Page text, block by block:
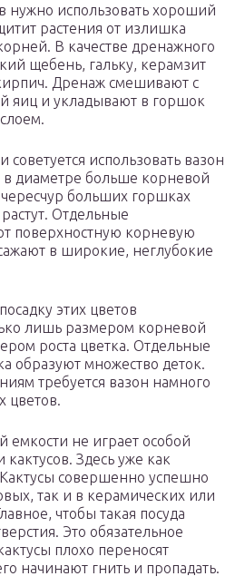
нужно использовать хороший
растения от излишка
В качестве дренажного
щебень, гальку, керамзит
Дренаж смешивают с
яиц и укладывают в горшок
советуется использовать вазон
в диаметре больше корневой
больших горшках
Отдельные
поверхностную корневую
в широкие, неглубокие
этих цветов
лишь размером корневой
роста цветка. Отдельные
образуют множество деток.
требуется вазон намного
цветов.
емкости не играет особой
Здесь уже как
совершенно успешно
так и в керамических или
чтобы такая посуда
Это обязательное
плохо переносят
начинают гнить и пропадать.